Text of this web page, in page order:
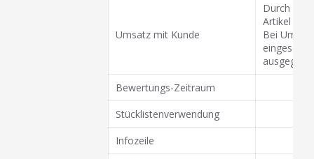
Umsatz mit Kunde
Durch die
Artikel
Bei
Bewertungs-Zeitraum
Stücklistenverwendung
Infozeile